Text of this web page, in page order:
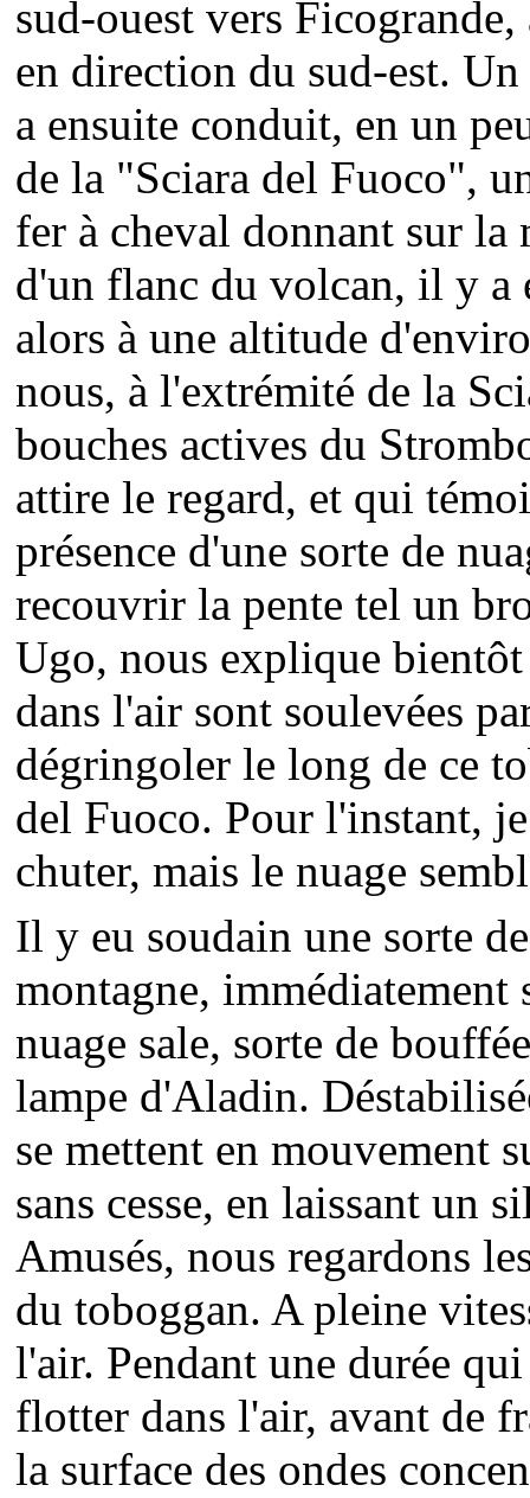
sud-ouest vers
en direction du sud-est.
a ensuite conduit, en un
de la "Sciara del Fuoco",
fer à cheval donnant sur
d'un flanc du volcan, il y a
alors à une altitude
nous, à l'extrémité de la
bouches actives du
attire le regard, et qui
présence d'une sorte de
recouvrir la pente tel un
Ugo, nous explique bientôt
dans l'air sont soulevées
dégringoler le long de ce
del Fuoco. Pour l'instant,
chuter, mais le nuage
Il y eu soudain une sorte
montagne,
nuage sale, sorte de
lampe d'Aladin.
se mettent en mouvement
sans cesse, en laissant un
Amusés, nous regardons
du toboggan. A pleine
l'air. Pendant une durée
flotter dans l'air, avant de
la surface des ondes